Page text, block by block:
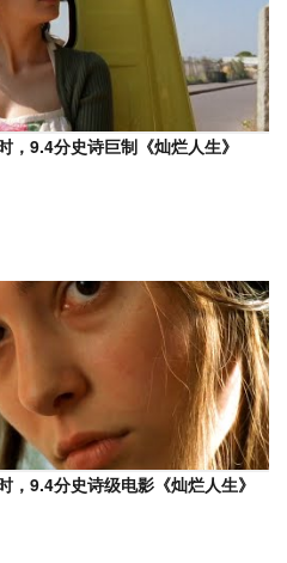
，9.4分史诗巨制《灿烂人生》
，9.4分史诗级电影《灿烂人生》